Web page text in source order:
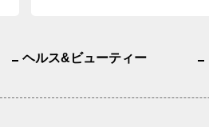
ヘルス&ビューティー